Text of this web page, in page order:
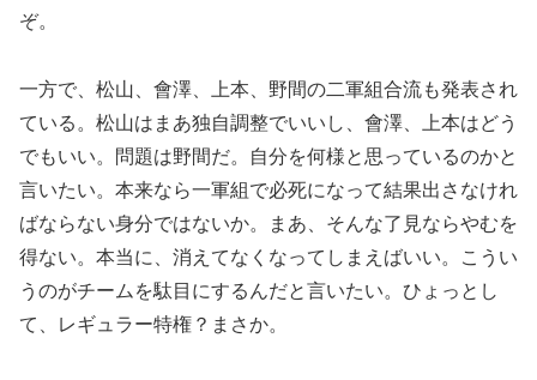
ぞ。
一方で、松山、會澤、上本、野間の二軍組合流も発表され
ている。松山はまあ独自調整でいいし、會澤、上本はどう
でもいい。問題は野間だ。自分を何様と思っているのかと
言いたい。本来なら一軍組で必死になって結果出さなけれ
ばならない身分ではないか。まあ、そんな了見ならやむを
得ない。本当に、消えてなくなってしまえばいい。こうい
うのがチームを駄目にするんだと言いたい。ひょっとし
て、レギュラー特権？まさか。